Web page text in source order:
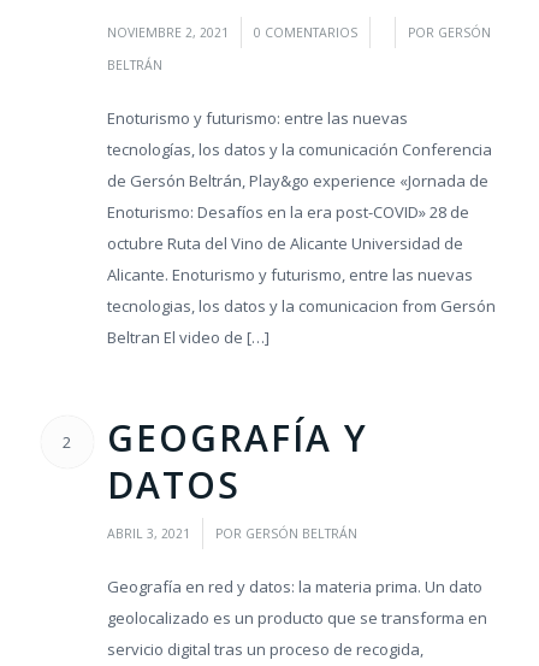
NOVIEMBRE 2, 2021 0 COMENTARIOS
/ POR GERSÓN
BELTRÁN
Enoturismo y futurismo: entre las nuevas
tecnologías, los datos y la comunicación Conferencia
de Gersón Beltrán, Play&go experience «Jornada de
Enoturismo: Desafíos en la era post-COVID» 28 de
octubre Ruta del Vino de Alicante Universidad de
Alicante. Enoturismo y futurismo, entre las nuevas
tecnologias, los datos y la comunicacion from Gersón
Beltran El video de […]
2
GEOGRAFÍA Y
DATOS
ABRIL 3, 2021 POR GERSÓN BELTRÁN
Geografía en red y datos: la materia prima. Un dato
geolocalizado es un producto que se transforma en
servicio digital tras un proceso de recogida,